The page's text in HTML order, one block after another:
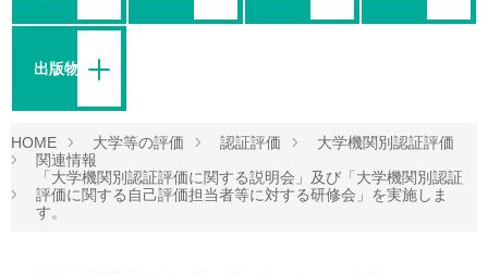
出版物等
HOME 大学等の評価 認証評価
大学機関別認証評価
関連情報
「大学機関別認証評価に関する説明会」及び「大学機関別認証
評価に関する自己評価担当者等に対する研修会」を実施しま
す。